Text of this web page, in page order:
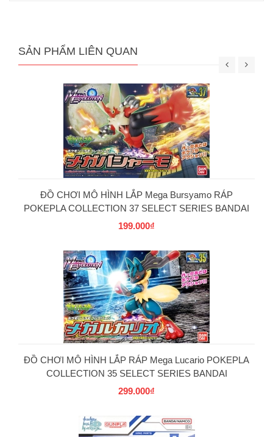
SẢN PHẨM LIÊN QUAN
ĐỒ CHƠI MÔ HÌNH LẮP Mega Bursyamo RÁP
POKEPLA COLLECTION 37 SELECT SERIES BANDAI
199.000₫
ĐỒ CHƠI MÔ HÌNH LẮP RÁP Mega Lucario POKEPLA
COLLECTION 35 SELECT SERIES BANDAI
299.000₫